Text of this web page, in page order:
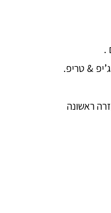
.
& טריפ.
ראשונה